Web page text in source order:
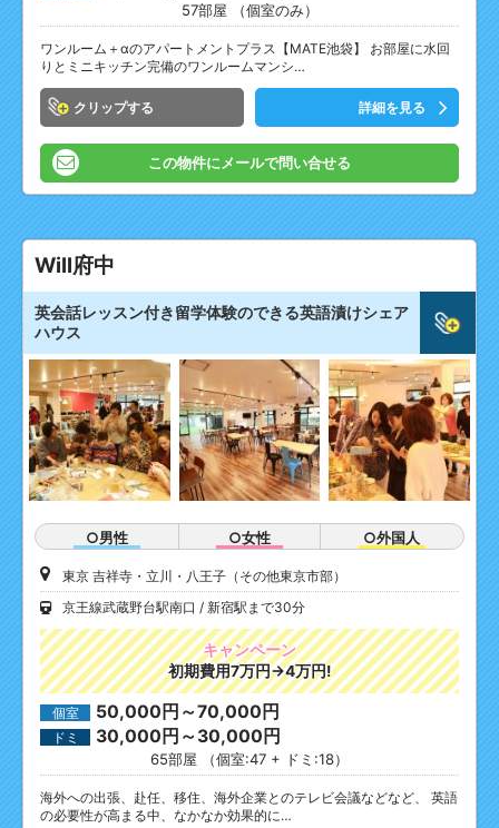
57部屋 （個室のみ）
ワンルーム＋αのアパートメントプラス【MATE池袋】 お部屋に水回
りとミニキッチン完備のワンルームマンシ…
クリップ 詳細を見る
この物件にメールで問い合せる
Will府中
英会話レッスン付き留学体験のできる英語漬けシェア
ハウス
○男性 ○女性 ○外国人
東京 吉祥寺・立川・八王子（その他東京市部）
京王線武蔵野台駅南口
新宿駅まで30分
キャンペーン
初期費用7万円→4万円!
個室 50,000円～70,000円
ドミ 30,000円～30,000円
65部屋 （個室:47 + ドミ:18）
海外への出張、赴任、移住、海外企業とのテレビ会議などなど、 英語
の必要性が高まる中、なかなか効果的に…